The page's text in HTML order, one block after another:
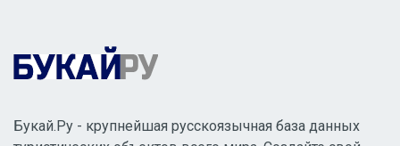
Букай.Ру - крупнейшая русскоязычная база данных